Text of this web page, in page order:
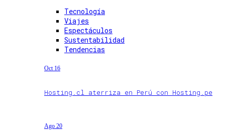
Tecnología
Viajes
Espectáculos
Sustentabilidad
Tendencias
Oct 16
Hosting.cl aterriza en Perú con Hosting.pe
Ago 20